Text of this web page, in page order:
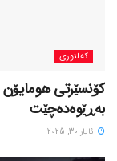
کەلتوری
کۆنسێرتی
بەڕێوەدەچێت
ئایار 30, 2025